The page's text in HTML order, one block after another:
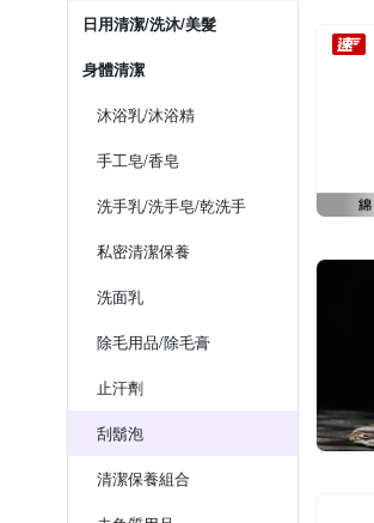
日用清潔/洗沐/美髮
身體清潔
沐浴乳/沐浴精
手工皂/香皂
洗手乳/洗手皂/乾洗手
私密清潔保養
洗面乳
除毛用品/除毛膏
止汗劑
刮鬍泡
清潔保養組合